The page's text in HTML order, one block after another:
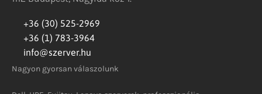
+36 (30) 525-2969
+36 (1) 783-3964
info@szerver.hu
Nagyon gyorsan válaszolunk